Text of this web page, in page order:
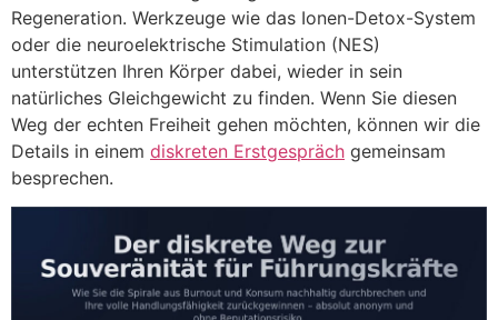
Regeneration. Werkzeuge wie das Ionen-Detox-System
oder die neuroelektrische Stimulation (NES)
unterstützen Ihren Körper dabei, wieder in sein
natürliches Gleichgewicht zu finden. Wenn Sie diesen
Weg der echten Freiheit gehen möchten, können wir die
Details in einem diskreten Erstgespräch gemeinsam
besprechen.